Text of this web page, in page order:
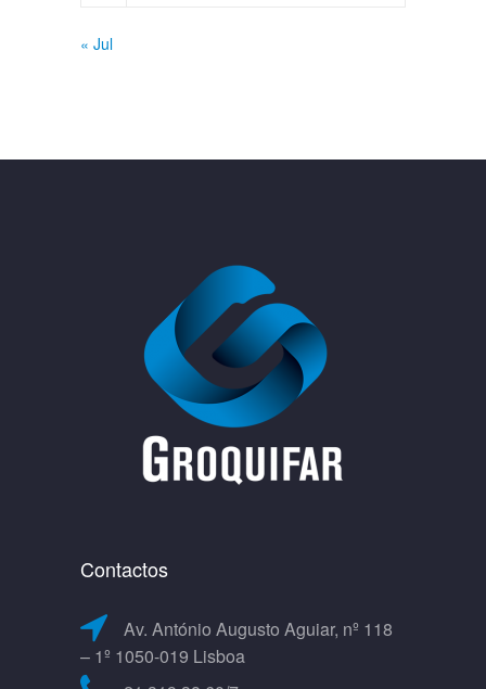
« Jul
Contactos
Av. António Augusto Aguiar, nº 118
– 1º 1050-019 Lisboa